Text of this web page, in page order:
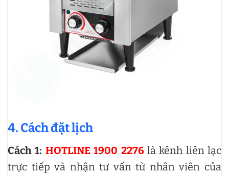
4. Cách đặt lịch
Cách 1: HOTLINE 1900 2276là kênh liên lạc
trực tiếp và nhận tư vấn từ nhân viên của